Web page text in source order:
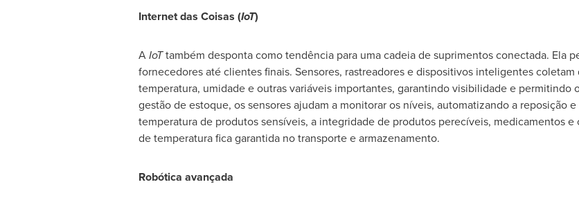
Internet das Coisas (IoT)
AIoTtambém desponta como tendência para uma cadeia de suprimentos conectada. Ela
fornecedores até clientes finais. Sensores, rastreadores e dispositivos inteligentes
temperatura, umidade e outras variáveis importantes, garantindo visibilidade e permitindo
gestão de estoque, os sensores ajudam a monitorar os níveis, automatizando a reposição
temperatura de produtos sensíveis, a integridade de produtos perecíveis, medicamentos
de temperatura fica garantida no transporte e armazenamento.
Robótica avançada